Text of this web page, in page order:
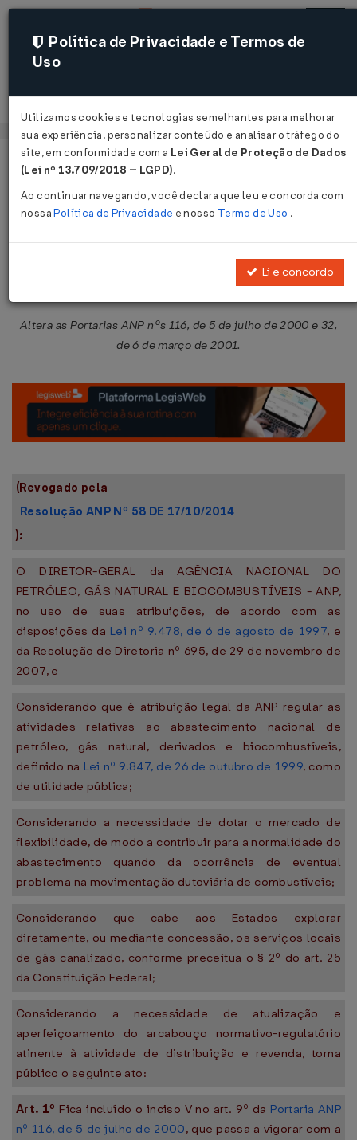
Acessar
Página Inicial Legislações
Resolução ANP nº 42 de
Altera as Portarias ANP nºs 116, de 5 de julho de 2000 e 32,
de 6 de março de 2001.
(Revogado pela
Resolução ANP Nº 58 DE 17/10/2014
):
O DIRETOR-GERAL da AGÊNCIA NACIONAL DO
PETRÓLEO, GÁS NATURAL E BIOCOMBUSTÍVEIS - ANP,
no uso de suas atribuições, de acordo com as
disposições da Lei nº 9.478, de 6 de agosto de 1997, e
da Resolução de Diretoria nº 695, de 29 de novembro de
2007, e
Considerando que é atribuição legal da ANP regular as
atividades relativas ao abastecimento nacional de
petróleo, gás natural, derivados e biocombustíveis,
definido na Lei nº 9.847, de 26 de outubro de 1999, como
de utilidade pública;
Considerando a necessidade de dotar o mercado de
flexibilidade, de modo a contribuir para a normalidade do
abastecimento quando da ocorrência de eventual
problema na movimentação dutoviária de combustíveis;
Considerando que cabe aos Estados explorar
diretamente, ou mediante concessão, os serviços locais
de gás canalizado, conforme preceitua o § 2º do art. 25
da Constituição Federal;
Considerando a necessidade de atualização e
aperfeiçoamento do arcabouço normativo-regulatório
atinente à atividade de distribuição e revenda, torna
público o seguinte ato:
Art. 1º Fica incluído o inciso V no art. 9º da Portaria ANP
nº 116, de 5 de julho de 2000, que passa a vigorar com a
Política de Privacidade e Termos de
Uso
Utilizamos cookies e tecnologias semelhantes para melhorar
sua experiência, personalizar conteúdo e analisar o tráfego do
site, em conformidade com a Lei Geral de Proteção de Dados
(Lei nº 13.709/2018 – LGPD).
Ao continuar navegando, você declara que leu e concorda com
nossaPolítica de Privacidade e nosso Termo de Uso .
Li e concordo